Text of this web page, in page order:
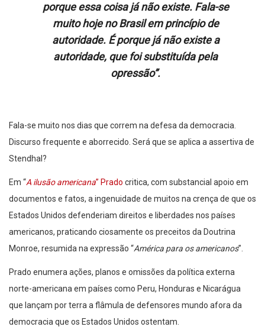
porque essa coisa já não existe. Fala-se
muito hoje no Brasil em princípio de
autoridade. É porque já não existe a
autoridade, que foi substituída pela
opressão”.
Fala-se muito nos dias que correm na defesa da democracia.
Discurso frequente e aborrecido. Será que se aplica a assertiva de
Stendhal?
Em “A ilusão americana” Prado critica, com substancial apoio em
documentos e fatos, a ingenuidade de muitos na crença de que os
Estados Unidos defenderiam direitos e liberdades nos países
americanos, praticando ciosamente os preceitos da Doutrina
Monroe, resumida na expressão “América para os americanos”.
Prado enumera ações, planos e omissões da política externa
norte-americana em países como Peru, Honduras e Nicarágua
que lançam por terra a flâmula de defensores mundo afora da
democracia que os Estados Unidos ostentam.